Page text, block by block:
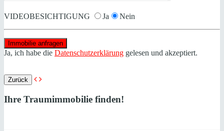
VIDEOBESICHTIGUNG Ja Nein
Ja, ich habe die Datenschutzerklärung gelesen und akzeptiert.
Zurück
Ihre Traumimmobilie finden!